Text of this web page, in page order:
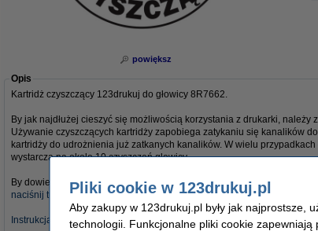
powiększ
Opis
Kartridż czyszczący 123drukuj do głowicy 8R7662.
By jak najdłużej cieszyć się możliwością korzystania z drukarki,
Używanie czyszczących kartridży zapobiega zatykaniu się kanalików
kartridży do udrożnienia już zatkanych kanalików. W wielu
wystarcza na około 10 czyszczeń głowicy.
By dowiedzieć się więcej:
naciśnij tutaj
Instrukcja obsługi
Pliki cookie w 123drukuj.pl
Aby zakupy w 123drukuj.pl były jak najprostsze,
technologii. Funkcjonalne pliki cookie zapewniają